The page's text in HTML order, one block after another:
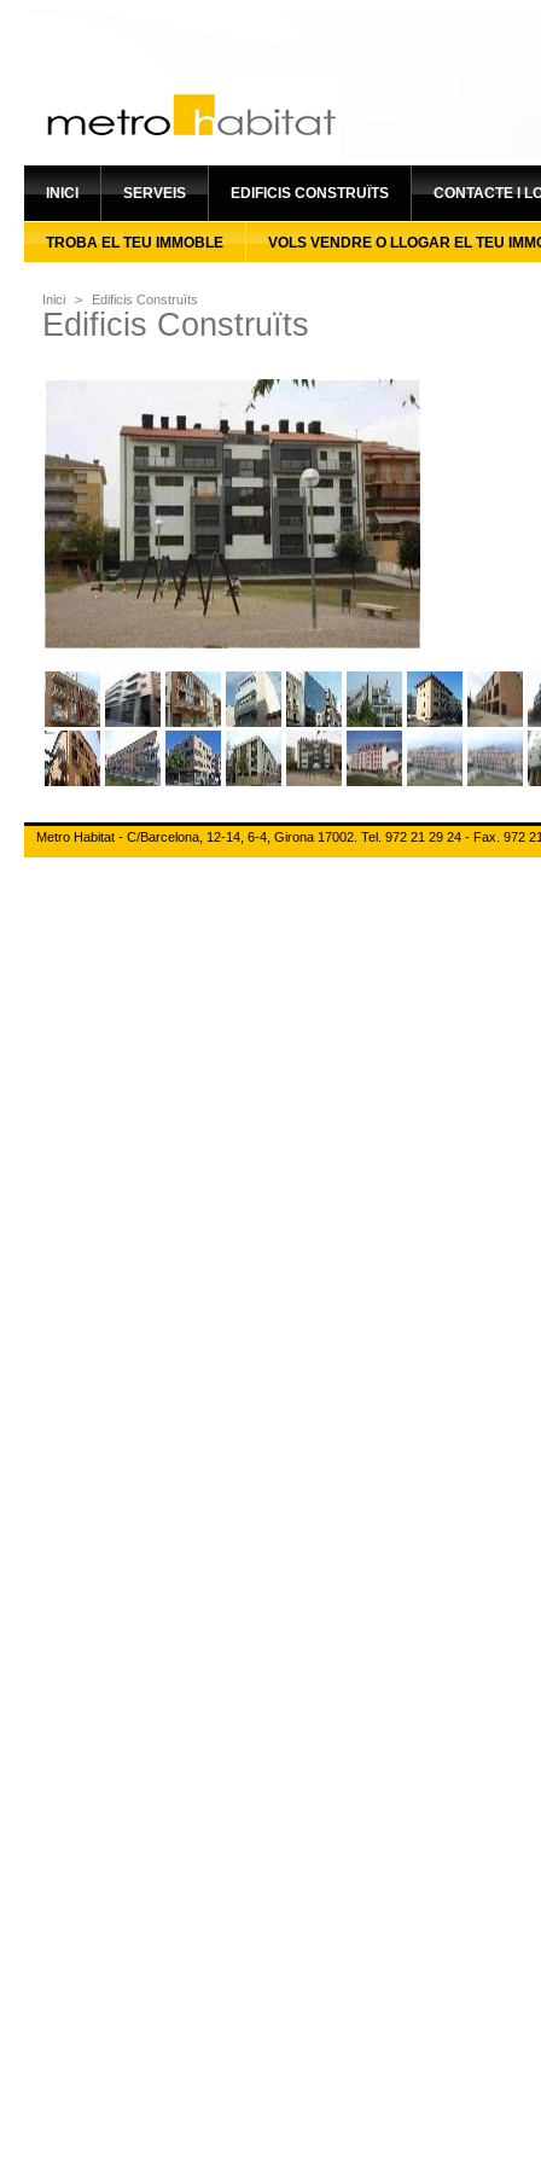
INICI SERVEIS EDIFICIS CONSTRUÏTS CONTACTE I
TROBA EL TEU IMMOBLE VOLS VENDRE O LLOGAR EL TEU
Inici > Edificis Construïts
Edificis Construïts
Metro Habitat - C/Barcelona, 12-14, 6-4, Girona 17002. Tel. 972 21 29 24 - Fax. 972